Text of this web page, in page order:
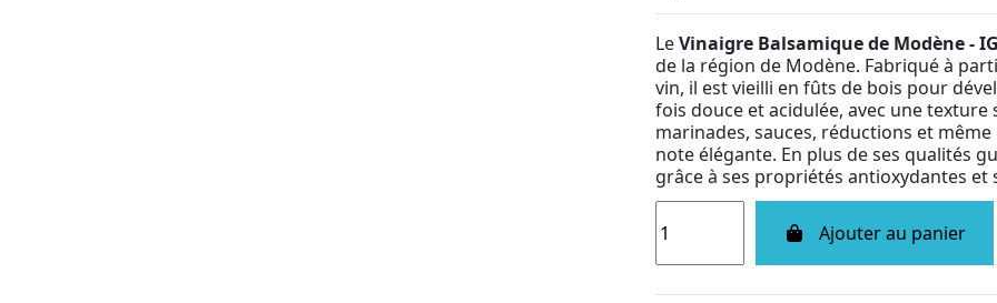
LeVinaigre Balsamique de Modène -
de la région de Modène. Fabriqué à
vin, il est vieilli en fûts de bois pour
fois douce et acidulée, avec une
marinades, sauces, réductions et
note élégante. En plus de ses qualités
grâce à ses propriétés antioxydantes et
Ajouter au panier